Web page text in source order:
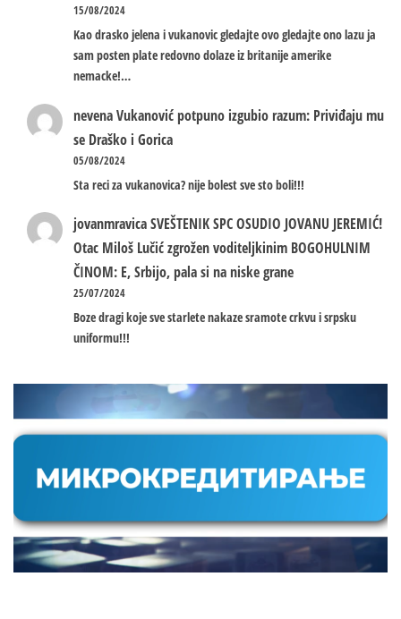
15/08/2024
Kao drasko jelena i vukanovic gledajte ovo gledajte ono lazu ja
sam posten plate redovno dolaze iz britanije amerike
nemacke!…
nevenaVukanović potpuno izgubio razum: Priviđaju mu
se Draško i Gorica
05/08/2024
Sta reci za vukanovica? nije bolest sve sto boli!!!
jovanmravicaSVEŠTENIK SPC OSUDIO JOVANU JEREMIĆ!
Otac Miloš Lučić zgrožen voditeljkinim BOGOHULNIM
ČINOM: E, Srbijo, pala si na niske grane
25/07/2024
Boze dragi koje sve starlete nakaze sramote crkvu i srpsku
uniformu!!!